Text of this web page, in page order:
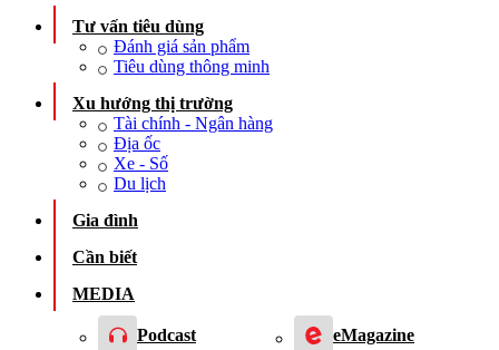
Tư vấn tiêu dùng
Đánh giá sản phẩm
Tiêu dùng thông minh
Xu hướng thị trường
Tài chính - Ngân hàng
Địa ốc
Xe - Số
Du lịch
Gia đình
Cần biết
MEDIA
Podcast eMagazine